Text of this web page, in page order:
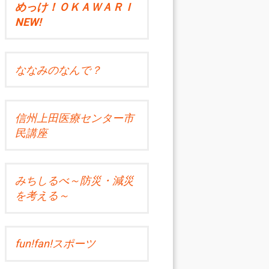
めっけ！ＯＫＡＷＡＲＩ
NEW!
ななみのなんで？
信州上田医療センター市
民講座
みちしるべ～防災・減災
を考える～
fun!fan!スポーツ